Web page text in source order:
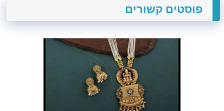
פוסטים קשורים